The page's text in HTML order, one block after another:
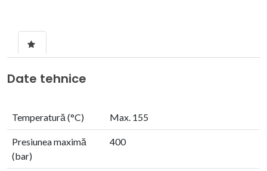
Date tehnice
Temperatură (°C) Max. 155
Presiunea maximă
(bar)
400